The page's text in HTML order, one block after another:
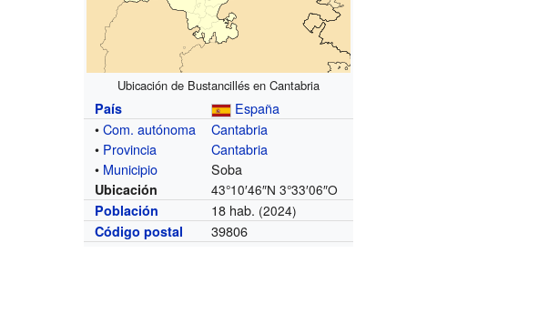
Ubicación de Bustancillés en Cantabria
País
España
•Com. autónoma
Cantabria
• Provincia
Cantabria
• Municipio Soba
Ubicación 43°10′46″N 3°33′06″O
Población
18 hab. (2024)
Código postal
39806